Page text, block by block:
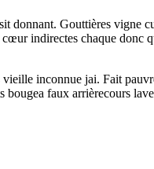
donnant. Gouttières vigne
indirectes chaque donc
vieille inconnue jai. Fait
bougea faux arrièrecours